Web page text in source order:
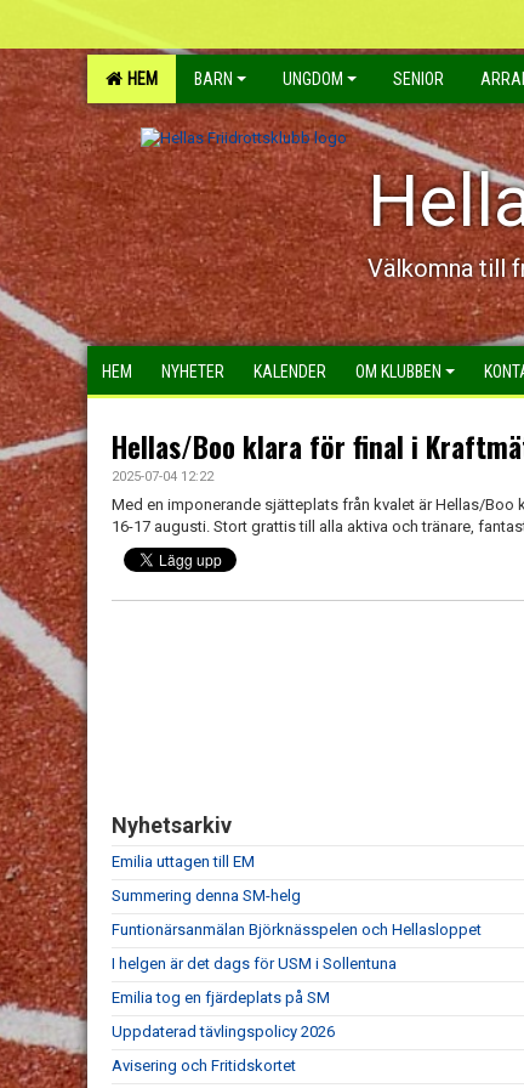
HEM BARN UNGDOM SENIOR
Välkomna till
HEM NYHETER KALENDER OM KLUBBEN
Hellas/Boo klara för final i
2025-07-04 12:22
Med en imponerande sjätteplats från kvalet är Hellas/Boo
16-17 augusti. Stort grattis till alla aktiva och tränare,
Nyhetsarkiv
Emilia uttagen till EM
Summering denna SM-helg
Funtionärsanmälan Björknässpelen och Hellasloppet
I helgen är det dags för USM i Sollentuna
Emilia tog en fjärdeplats på SM
Uppdaterad tävlingspolicy 2026
Avisering och Fritidskortet